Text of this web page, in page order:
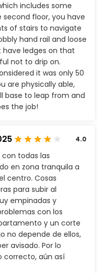
includes some
second floor, you have
of stairs to navigate
hand rail and loose
have ledges on that
not to drip on.
it was only 50
are physically able,
base to leap from and
the job!
4.0
todas las
en zona tranquila a
centro. Cosas
para subir al
empinadas y
con los
y un corte
no depende de ellos,
avisado. Por lo
correcto, aún así